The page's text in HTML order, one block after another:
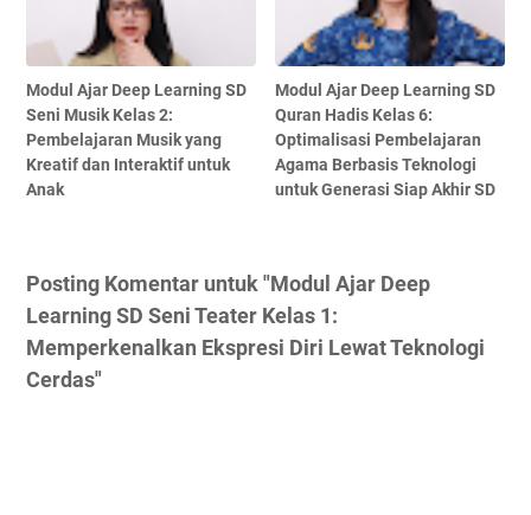
Modul Ajar Deep Learning SD
Seni Musik Kelas 2:
Pembelajaran Musik yang
Kreatif dan Interaktif untuk
Anak
Modul Ajar Deep Learning SD
Quran Hadis Kelas 6:
Optimalisasi Pembelajaran
Agama Berbasis Teknologi
untuk Generasi Siap Akhir SD
Posting Komentar untuk "Modul Ajar Deep
Learning SD Seni Teater Kelas 1:
Memperkenalkan Ekspresi Diri Lewat Teknologi
Cerdas"